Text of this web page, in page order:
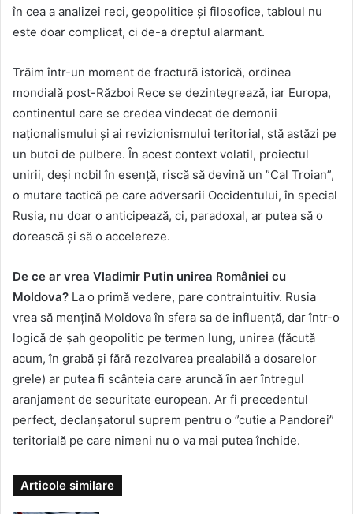
în cea a analizei reci, geopolitice și filosofice, tabloul nu
este doar complicat, ci de-a dreptul alarmant.
Trăim într-un moment de fractură istorică, ordinea
mondială post-Război Rece se dezintegrează, iar Europa,
continentul care se credea vindecat de demonii
naționalismului și ai revizionismului teritorial, stă astăzi pe
un butoi de pulbere. În acest context volatil, proiectul
unirii, deși nobil în esență, riscă să devină un ”Cal Troian”,
o mutare tactică pe care adversarii Occidentului, în special
Rusia, nu doar o anticipează, ci, paradoxal, ar putea să o
dorească și să o accelereze.
De ce ar vrea Vladimir Putin unirea României cu
Moldova? La o primă vedere, pare contraintuitiv. Rusia
vrea să mențină Moldova în sfera sa de influență, dar într-o
logică de șah geopolitic pe termen lung, unirea (făcută
acum, în grabă și fără rezolvarea prealabilă a dosarelor
grele) ar putea fi scânteia care aruncă în aer întregul
aranjament de securitate european. Ar fi precedentul
perfect, declanșatorul suprem pentru o ”cutie a Pandorei”
teritorială pe care nimeni nu o va mai putea închide.
Articole similare